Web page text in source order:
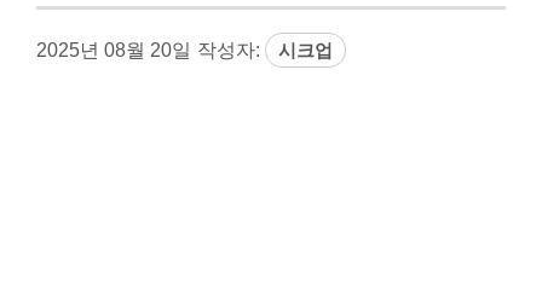
2025년 08월 20일 작성자: 시크업